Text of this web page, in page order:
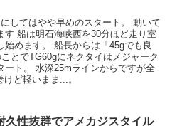
してはやや早めのスタート。 動いて
す 船は明石海峡西を30分ほど走り室
めます。 船長からは「45gでも良
とでTG60gにネクタイはメジャーク
ート。 水深25mラインからですが全
ど軽いまま...。
久性抜群でアメカジスタイル